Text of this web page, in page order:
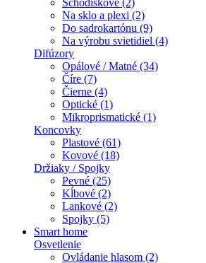
Schodiskové (2)
Na sklo a plexi (2)
Do sadrokartónu (9)
Na výrobu svietidiel (4)
Difúzory
Opálové / Matné (34)
Číre (7)
Čierne (4)
Optické (1)
Mikroprismatické (1)
Koncovky
Plastové (61)
Kovové (18)
Držiaky / Spojky
Pevné (25)
Kĺbové (2)
Lankové (2)
Spojky (5)
Smart home
Osvetlenie
Ovládanie hlasom (2)